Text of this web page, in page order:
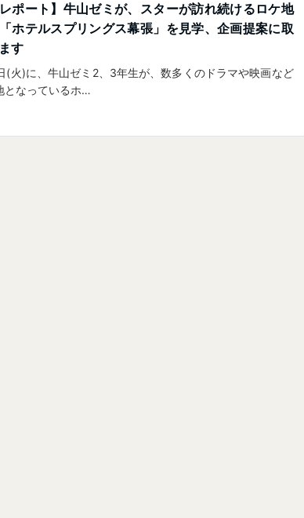
レポート】牛山ゼミが、スターが訪れ続けるロケ地
ホテルスプリングス幕張」を見学、企画提案に取
す
(火)に、牛山ゼミ2、3年生が、数多くのドラマや映画など
となっているホ…